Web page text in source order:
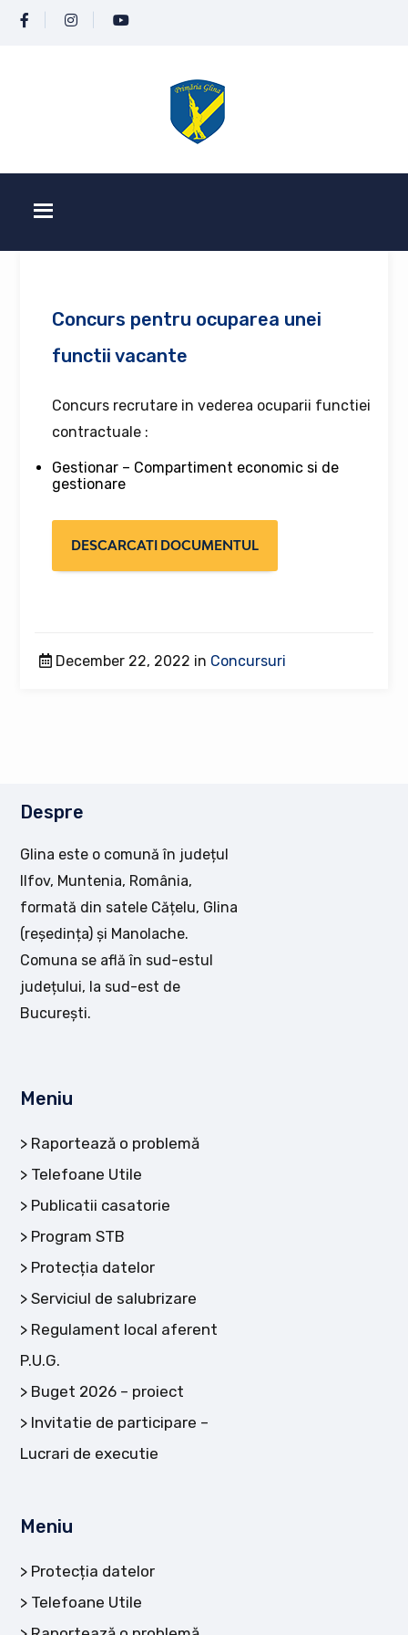
Concurs pentru ocuparea unei
functii vacante
Concurs recrutare in vederea ocuparii functiei
contractuale :
Gestionar – Compartiment economic si de
gestionare
DESCARCATI DOCUMENTUL
December 22, 2022 in Concursuri
Despre
Glina este o comună în județul
Ilfov, Muntenia, România,
formată din satele Cățelu, Glina
(reședința) și Manolache.
Comuna se află în sud-estul
județului, la sud-est de
București.
Meniu
Raportează o problemă
Telefoane Utile
Publicatii casatorie
Program STB
Protecția datelor
Serviciul de salubrizare
Regulament local aferent
P.U.G.
Buget 2026 – proiect
Invitatie de participare –
Lucrari de executie
Meniu
Protecția datelor
Telefoane Utile